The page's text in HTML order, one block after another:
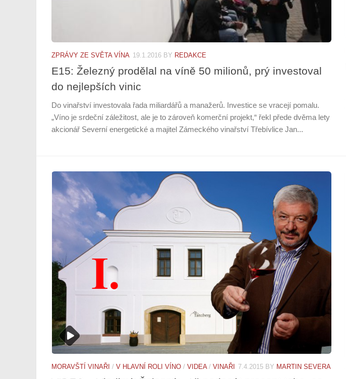
ZPRÁVY ZE SVĚTA VÍNA 19.1.2016 BY REDAKCE
E15: Železný prodělal na víně 50 milionů, prý investoval
do nejlepších vinic
Do vinařství investovala řada miliardářů a manažerů. Investice se vracejí pomalu.
„Víno je srdeční záležitost, ale je to zároveň komerční projekt,“ řekl přede dvěma lety
akcionář Severní energetické a majitel Zámeckého vinařství Třebívlice Jan...
MORAVŠTÍ VINAŘI / V HLAVNÍ ROLI VÍNO / VIDEA / VINAŘI 7.4.2015 BY MARTIN SEVERA